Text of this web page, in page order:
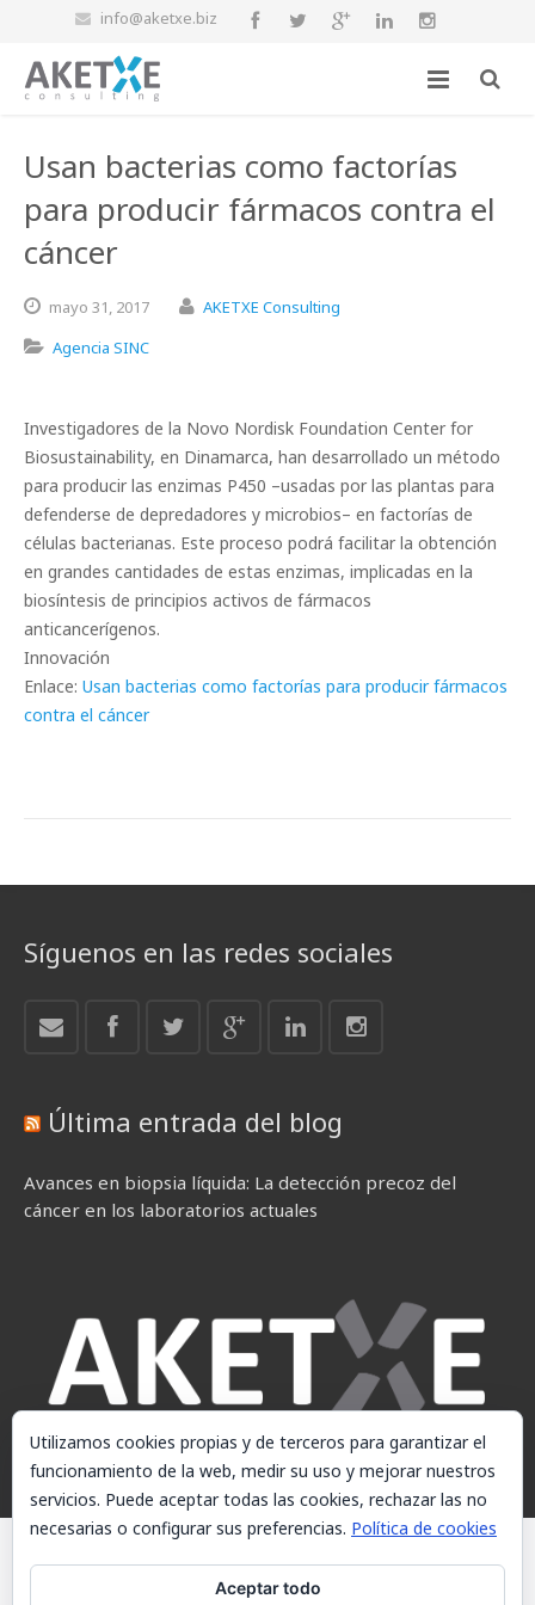
info@aketxe.biz
Usan bacterias como factorías
para producir fármacos contra el
cáncer
mayo 31, 2017
AKETXE Consulting
Agencia SINC
Investigadores de la Novo Nordisk Foundation Center for
Biosustainability, en Dinamarca, han desarrollado un método
para producir las enzimas P450 –usadas por las plantas para
defenderse de depredadores y microbios– en factorías de
células bacterianas. Este proceso podrá facilitar la obtención
en grandes cantidades de estas enzimas, implicadas en la
biosíntesis de principios activos de fármacos
anticancerígenos.
Innovación
Enlace: Usan bacterias como factorías para producir fármacos
contra el cáncer
Síguenos en las redes sociales
Última entrada del blog
Avances en biopsia líquida: La detección precoz del
cáncer en los laboratorios actuales
© AKETXE Consulting, S.L. - Este sitio web utiliza cookies, consulte
nuestra Política de cookies.
Utilizamos cookies propias y de terceros para garantizar el
funcionamiento de la web, medir su uso y mejorar nuestros
servicios. Puede aceptar todas las cookies, rechazar las no
necesarias o configurar sus preferencias. Política de cookies
Aceptar todo